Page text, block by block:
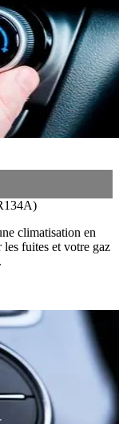
climatisation en
fuites et votre gaz